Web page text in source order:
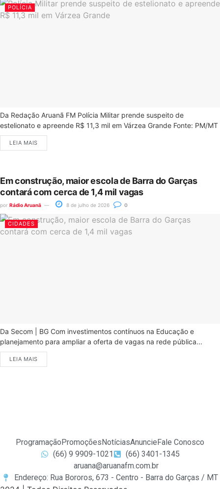
POLÍCIA
Da Redação Aruanã FM Polícia Militar prende suspeito de
estelionato e apreende R$ 11,3 mil em Várzea Grande Fonte: PM/MT
LEIA MAIS
Em construção, maior escola de Barra do Garças
contará com cerca de 1,4 mil vagas
por Rádio Aruanã 8 de julho de 2026 0
CIDADES
Da Secom | BG Com investimentos contínuos na Educação e
planejamento para ampliar a oferta de vagas na rede pública...
LEIA MAIS
ProgramaçãoPromoçõesNotíciasAnuncieFale Conosco
(66) 9 9909-1021
(66) 3401-1345
aruana@aruanafm.com.br
Endereço: Rua Bororos, 673 - Centro - Barra do Garças / MT